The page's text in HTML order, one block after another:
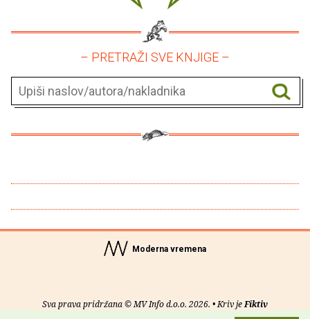
– PRETRAŽI SVE KNJIGE –
Moderna vremena
Sva prava pridržana © MV Info d.o.o. 2026. • Kriv jeFiktiv